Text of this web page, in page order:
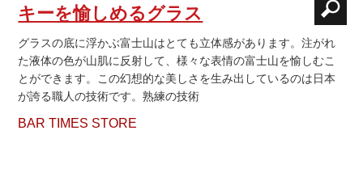
キーを愉しめるグラス
グラスの底に浮かぶ富士山はとても立体感があります。注がれ
た液体の色が山肌に反射して、様々な表情の富士山を愉しむこ
とができます。この幻想的な美しさを生み出しているのは日本
が誇る職人の技術です。熟練の技術
BAR TIMES STORE